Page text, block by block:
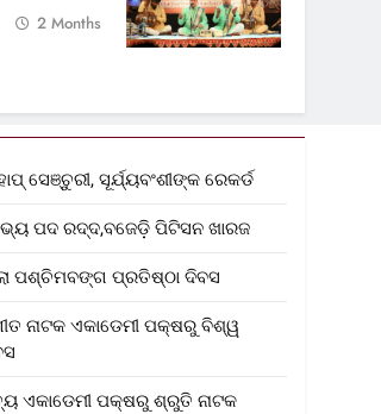
2 Months
ସେଞ୍ଚୁରୀ, ସୂର୍ଯ୍ୟବଂଶୀଙ୍କ ରେକର୍ଡ
ସଭ୍ୟ ପଦ ରଦ୍ଦ,ବଜେଡ଼ି ପିଟିସନ ଖାରଜ
ପଶ୍ଚିମବଙ୍ଗ ପ୍ରତିଷ୍ଠା ଦିବସ
ନାଟକ ଏକାଡେମୀ ପକ୍ଷରୁ ବିଶ୍ୱ
ଏକାଡେମୀ ପକ୍ଷରୁ ଶ୍ରୁତି ନାଟକ